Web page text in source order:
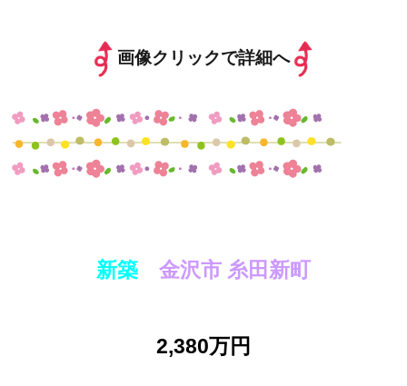
画像クリックで詳細へ
新築金沢市 糸田新町
2,380万円